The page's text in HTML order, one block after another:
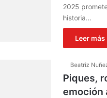
2025
historia…
Leer más
Beatriz
Piques,
emoción